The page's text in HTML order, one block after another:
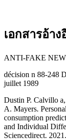
เอกสารอ้าง
ANTI-FAKE
décision n 88-248
juillet 1989
Dustin P. Calvillo
A. Mayers.
consumption
and Individual
Sciencedirect. 2021.